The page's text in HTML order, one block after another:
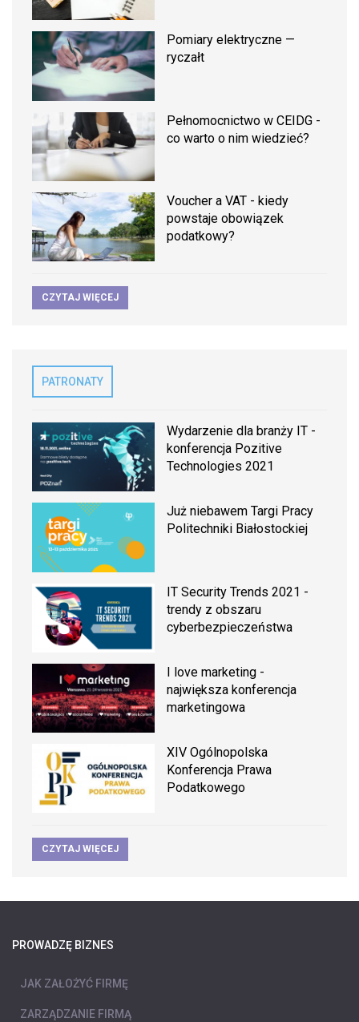
Pomiary elektryczne —
ryczałt
Pełnomocnictwo w CEIDG -
co warto o nim wiedzieć?
Voucher a VAT - kiedy
powstaje obowiązek
podatkowy?
CZYTAJ WIĘCEJ
PATRONATY
Wydarzenie dla branży IT -
konferencja Pozitive
Technologies 2021
Już niebawem Targi Pracy
Politechniki Białostockiej
IT Security Trends 2021 -
trendy z obszaru
cyberbezpieczeństwa
I love marketing -
największa konferencja
marketingowa
XIV Ogólnopolska
Konferencja Prawa
Podatkowego
CZYTAJ WIĘCEJ
PROWADZĘ BIZNES
JAK ZAŁOŻYĆ FIRMĘ
ZARZĄDZANIE FIRMĄ